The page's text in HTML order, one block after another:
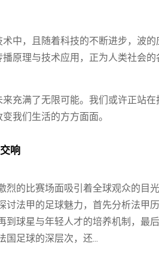
中，且随着科技的不断进步，波
原理与技术应用，正为人类社会
充满了无限可能。我们或许正站在
我们生活的方方面面。
响
的比赛场面吸引着全球观众的目
讨法甲的足球魅力，首先分析法甲
到球星与年轻人才的培养机制，最
国足球的深层次，还...